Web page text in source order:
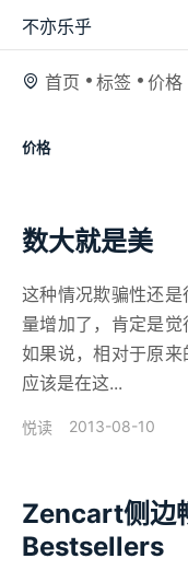
不亦乐乎
首页 标签 价格
价格
数大就是美
这种情况欺骗性还是
量增加了，肯定是觉
如果说，相对于原
应该是在这...
悦读 2013-08-10
Zencart侧边
Bestsellers